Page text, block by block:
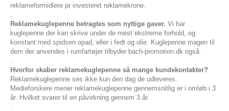
reklameformidlere pr investeret reklamekrone.
Reklamekuglepenne betragtes som nyttige gaver. Vi har
kuglepenne der kan skrive under de mest ekstreme forhold, og
konstant med spidsen opad, eller i fedt og olie. Kuglepenne magen til
dem der anvendes i rumfartøjer tilbyder bach-promotion.dk også.
Hvorfor skaber reklamekuglepenne så mange kundekontakter?
Reklamekuglepenne ses ikke kun den dag de udleveres.
Medieforskere mener reklamekuglepenne gennemsnitlig er i omløb i 3
år. Hvilket svarer til en påvirkning gennem 3 år.